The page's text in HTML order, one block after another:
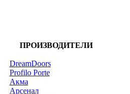
ПРОИЗВОДИТЕЛИ
DreamDoors
Profilo Porte
Акма
Арсенал